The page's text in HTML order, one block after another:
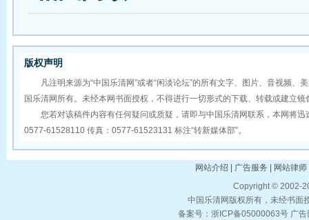
版权声明
凡注明来源为“中国乐清网”或者“闲淡论坛”的所有文字、图片、音视频、
国乐清网所有。未经本网书面授权，不得进行一切形式的下载、转载或建立镜
您若对该稿件内容有任何疑问或质疑，请即与中国乐清网联系，本网将迅
0577-61528110 传真：0577-61523131 标注“转新媒体部”。
网站介绍 | 广告服务 | 网站律
Copyright © 2002-
中国乐清网版权所有，未经书面
备案号：浙ICP备05000063号 广